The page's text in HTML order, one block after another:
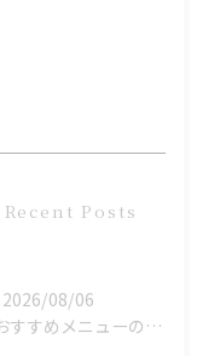
Recent Posts
2026/08/06
“おすすめメニューのご紹介”